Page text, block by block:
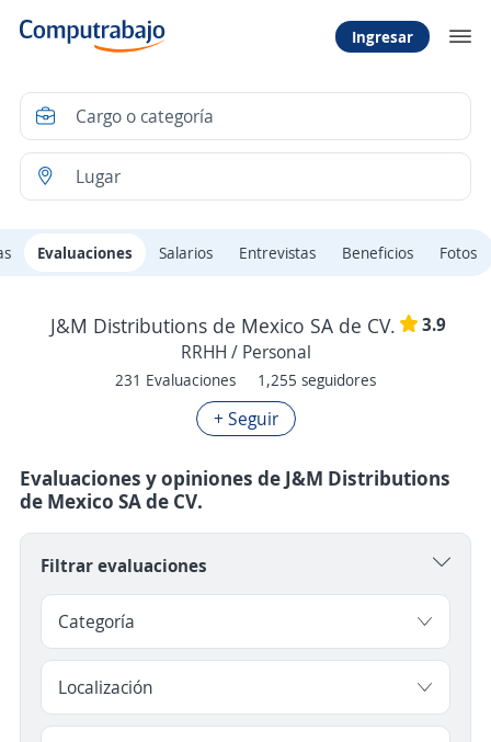
Ingresar
Evaluaciones Salarios Entrevistas Beneficios Fotos
J&M Distributions de Mexico SA de CV.
3.9
RRHH / Personal
231 Evaluaciones 1,255 seguidores
+ Seguir
Evaluaciones y opiniones de J&M Distributions
de Mexico SA de CV.
Filtrar evaluaciones